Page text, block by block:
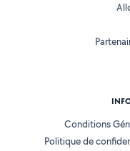
Conditions
Politique de